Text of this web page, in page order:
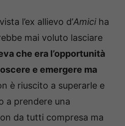
l’ex allievo d’Amiciha
mai voluto lasciare
che era l’opportunità
e emergere ma
è riuscito a superarle e
a prendere una
da tutti compresa ma